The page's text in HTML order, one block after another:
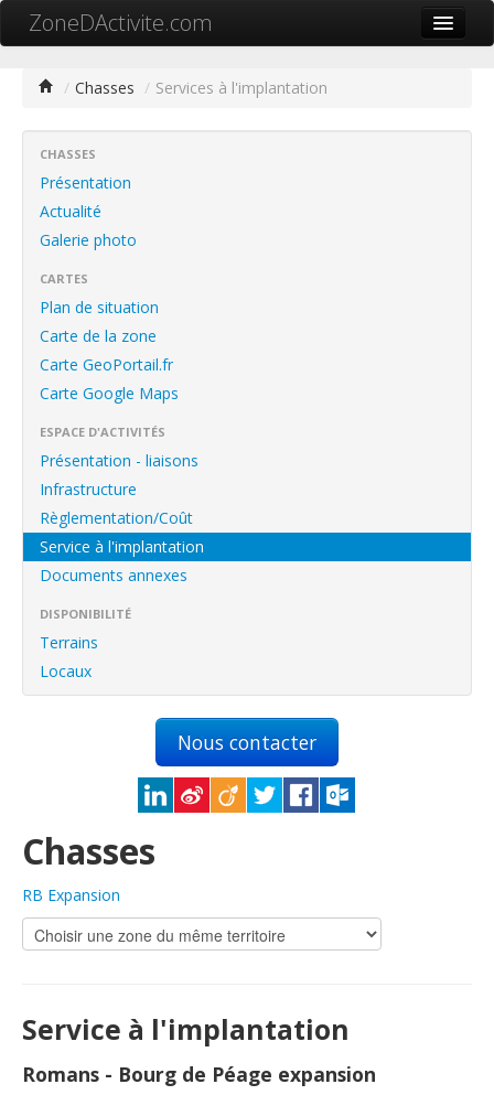
ZoneDActivite.com
Cartographie ZA
Référencer ma zone
Contact
Mon ZA.com
中文
English
Français
Connexion
/ Chasses / Services à l'implantation
CHASSES
Présentation
Actualité
Galerie photo
CARTES
Plan de situation
Carte de la zone
Carte GeoPortail.fr
Carte Google Maps
ESPACE D'ACTIVITÉS
Présentation - liaisons
Infrastructure
Règlementation/Coût
Service à l'implantation
Documents annexes
DISPONIBILITÉ
Terrains
Locaux
Nous contacter
Chasses
RB Expansion
Service à l'implantation
Romans - Bourg de Péage expansion